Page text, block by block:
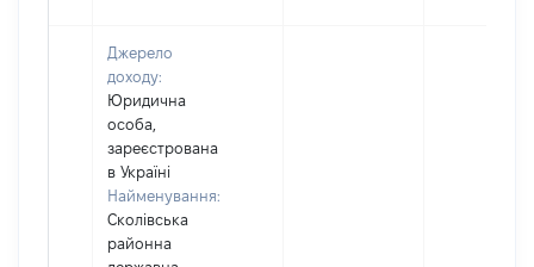
Джерело
доходу:
Юридична
особа,
зареєстрована
в Україні
Найменування:
Сколівська
районна